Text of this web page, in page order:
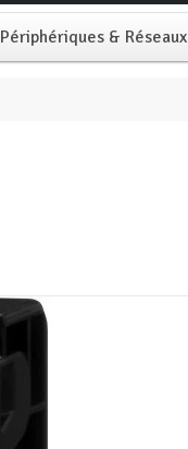
Périphériques & Réseaux